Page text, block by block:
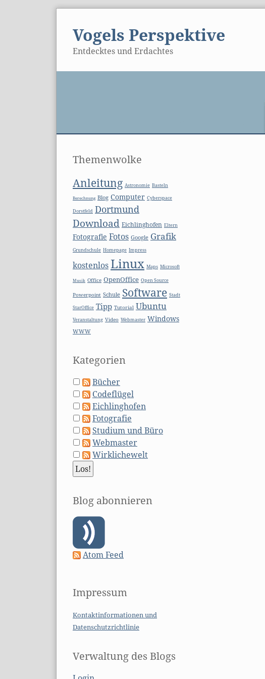
Vogels Perspektive
Entdecktes und Erdachtes
Seitenleiste
Themenwolke
Anleitung Astronomie Basteln
Berechnung Blog Computer Cyberspace
Dorstfeld Dortmund
Download Eichlinghofen Eltern
Fotografie Fotos Google Grafik
Grundschule Homepage Impress
kostenlos Linux Maps Microsoft
Musik Office OpenOffice Open Source
Powerpoint Schule Software Stadt
StarOffice Tipp Tutorial Ubuntu
Veranstaltung Video Webmaster Windows
WWW
Kategorien
Bücher
Codeflügel
Eichlinghofen
Fotografie
Studium und Büro
Webmaster
Wirklichewelt
Blog abonnieren
Atom Feed
Impressum
Kontaktinformationen und
Datenschutzrichtlinie
Verwaltung des Blogs